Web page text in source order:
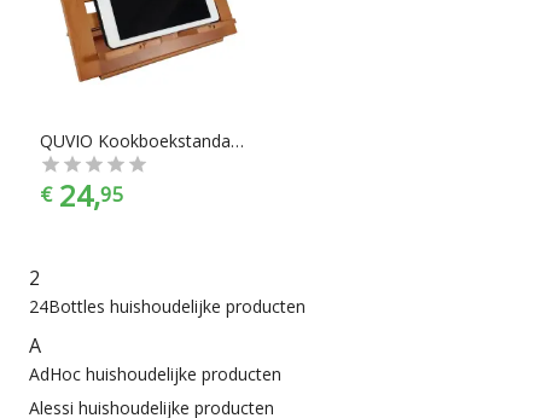
En met ook nog eens de juiste kleurselectie vind je de kleur
die het beste bij jouw keukeninrichting past.
QUVIO Kookboekstandaard in 3 standen verstelbaar - Hout
€ 24,95
2
24Bottles huishoudelijke producten
A
AdHoc huishoudelijke producten
Alessi huishoudelijke producten